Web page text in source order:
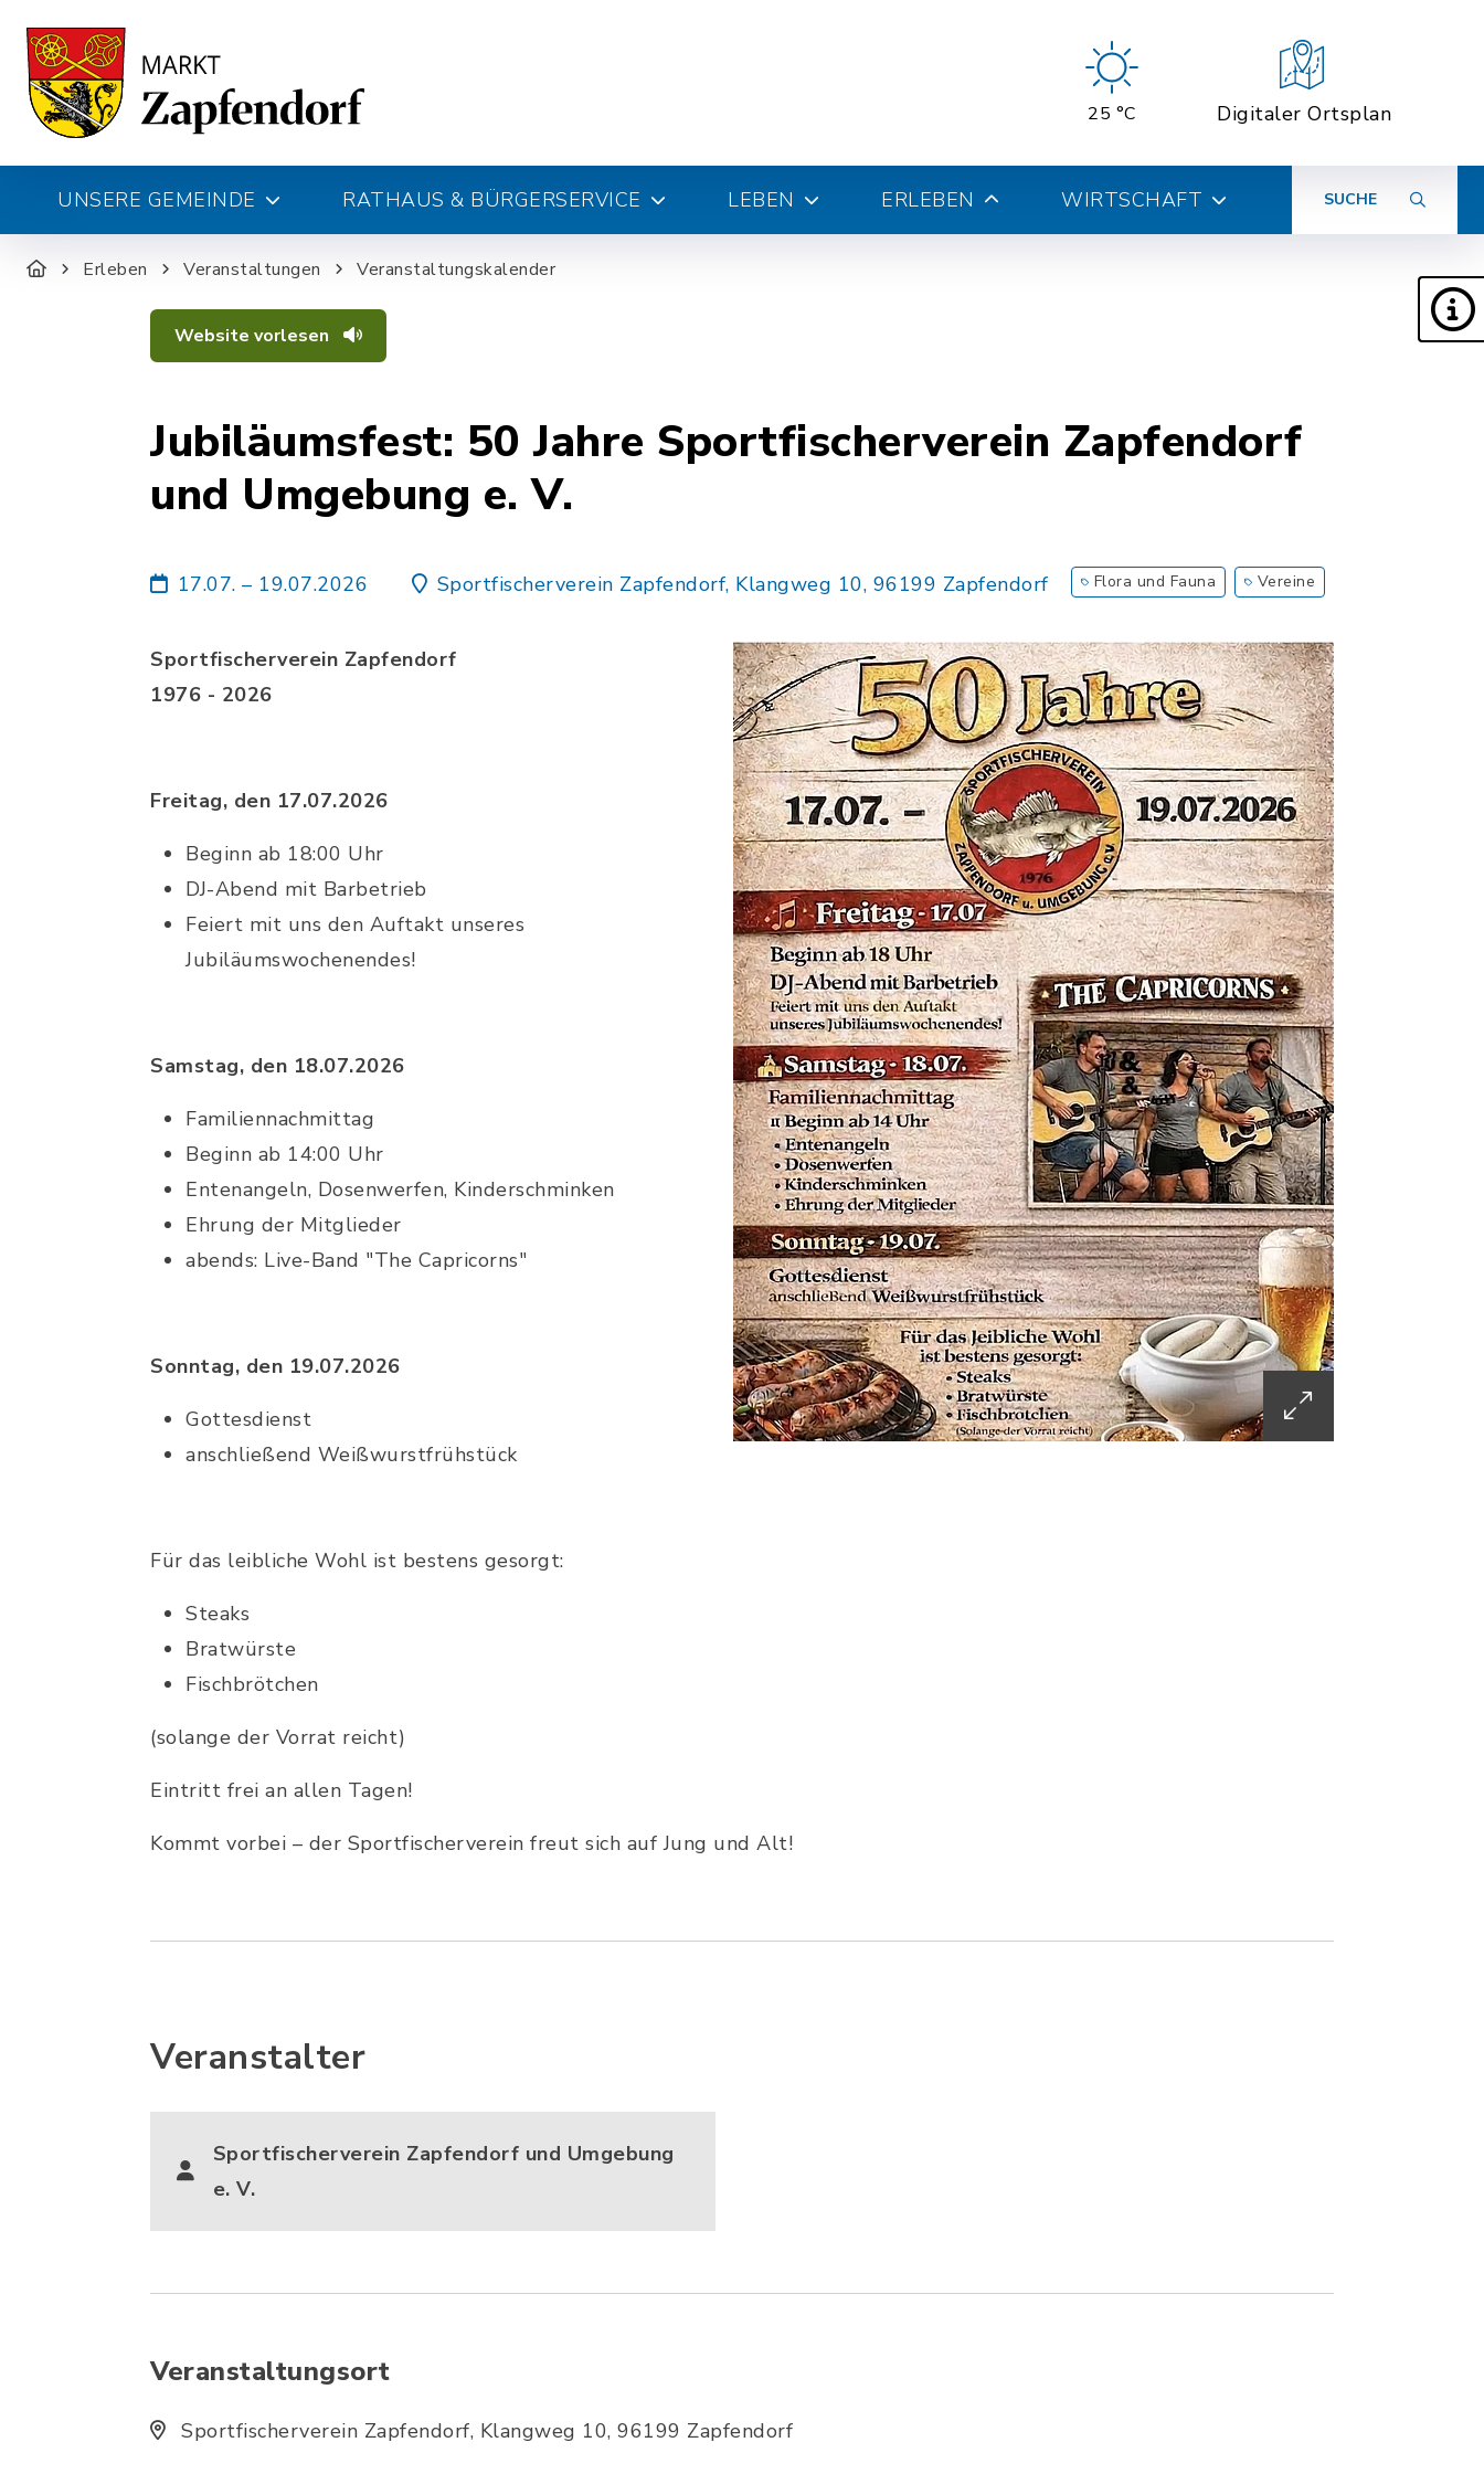
25 °C Digitaler Ortsplan
UNSERE GEMEINDE RATHAUS & BÜRGERSERVICE LEBEN ERLEBEN WIRTSCHAFT SUCHE
Erleben Veranstaltungen Veranstaltungskalender
Website vorlesen
Jubiläumsfest: 50 Jahre Sportfischerverein Zapfendorf
und Umgebung e. V.
17.07. – 19.07.2026 Sportfischerverein Zapfendorf, Klangweg 10, 96199 Zapfendorf Flora und Fauna Vereine
Sportfischerverein Zapfendorf
1976 - 2026
Freitag, den 17.07.2026
Beginn ab 18:00 Uhr
DJ-Abend mit Barbetrieb
Feiert mit uns den Auftakt unseres
Jubiläumswochenendes!
Samstag, den 18.07.2026
Familiennachmittag
Beginn ab 14:00 Uhr
Entenangeln, Dosenwerfen, Kinderschminken
Ehrung der Mitglieder
abends: Live-Band "The Capricorns"
Sonntag, den 19.07.2026
Gottesdienst
anschließend Weißwurstfrühstück
Für das leibliche Wohl ist bestens gesorgt:
Steaks
Bratwürste
Fischbrötchen
(solange der Vorrat reicht)
Eintritt frei an allen Tagen!
Kommt vorbei – der Sportfischerverein freut sich auf Jung und Alt!
Veranstalter
Sportfischerverein Zapfendorf und Umgebung
e. V.
Veranstaltungsort
Sportfischerverein Zapfendorf, Klangweg 10, 96199 Zapfendorf